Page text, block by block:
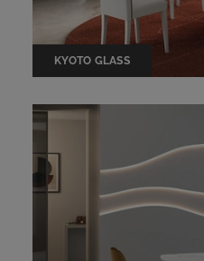
KYOTO GLASS